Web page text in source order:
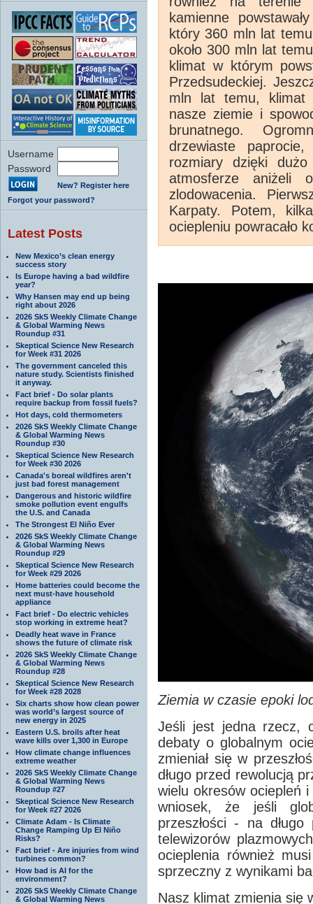
Username
Password
New? Register here
Forgot your password?
Latest Posts
New Mexico’s clean energy
success story
Is Europe having a bad wildfire
year?
Why Hansen may end up being
right about 2026
2026 SkS Weekly Climate Change
& Global Warming News
Roundup #31
Skeptical Science New Research
for Week #31 2026
The government canceled this
nature study. Scientists finished
it anyway.
Fact brief - Do solar plants
require backup from fossil fuels?
Hot days, cold thermometers
2026 SkS Weekly Climate Change
& Global Warming News
Roundup #30
Skeptical Science New Research
for Week #30 2026
Canada's boreal wildfires aren't
just bad forest management
Dangerous and historic wildfire
smoke pollution event engulfs
the U.S. and Canada
The Strongest El Niño Ever
2026 SkS Weekly Climate Change
& Global Warming News
Roundup #29
Skeptical Science New Research
for Week #29 2026
Home batteries could become the
next must-have household
appliance
Fact brief - Do electric vehicles
stop working in extreme heat?
Deadly heat wave in France
shows the future of climate risk
2026 SkS Weekly Climate Change
& Global Warming News
Roundup #28
Skeptical Science New Research
for Week #28 2028
Six charts show how clean power
was world’s largest source of
new energy in 2025
Eastern U.S. broils after heat
wave kills over 1,300 in Europe
How climate change influences
extreme weather
2026 SkS Weekly Climate Change
& Global Warming News
Roundup #27
Skeptical Science New Research
for Week #27 2026
Climate Adam - Is Climate
Change Ramping Up El Niño
Risks?
Fact brief - Are injuries from wind
turbines common?
How bad is AI for the
environment?
2026 SkS Weekly Climate Change
& Global Warming News
kamienne
który 360 mln lat
około 300 mln lat
klimat w którym
Przedsudeckiej.
mln lat temu, klimat
nasze ziemie i
brunatnego.
drzewiaste
rozmiary dzięki
atmosferze aniżeli
zlodowacenia.
Karpaty. Potem,
ociepleniu powracało
Ziemia w czasie epoki
Jeśli jest jedna rzecz,
debaty o globalnym
zmieniał się w
długo przed rewolucją
wielu okresów ociepleń
wniosek, że jeśli
przeszłości - na
telewizorów
ocieplenia również
sprzeczny z wynikami
Nasz klimat zmienia się